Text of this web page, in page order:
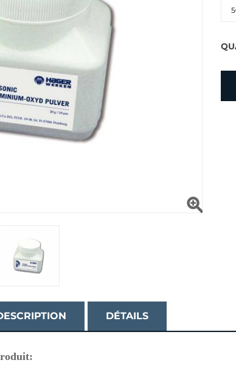

DÉTAILS